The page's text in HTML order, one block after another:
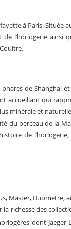
à Paris. Située
l’horlogerie ainsi
de Shanghai
accueillant qui
minérale et
du berceau de la
de
Master, Duometre,
richesse des
dont
Le business des